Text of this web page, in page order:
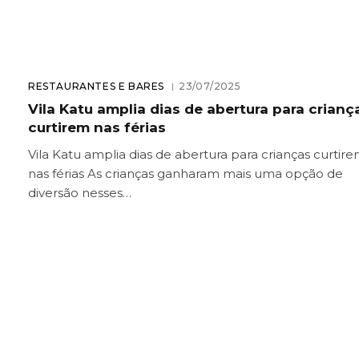
RESTAURANTES E BARES 23/07/2025
Vila Katu amplia dias de abertura para
curtirem nas férias
Vila Katu amplia dias de abertura para crianças
nas férias As crianças ganharam mais uma opção de
diversão nesses…